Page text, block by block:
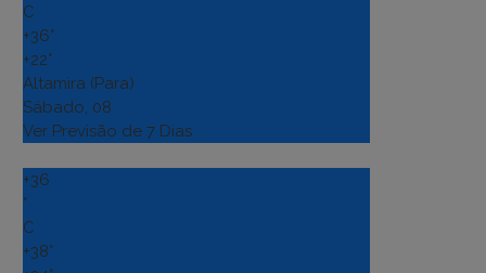
C
+36°
+22°
Altamira (Para)
Sábado, 08
Ver Previsão de 7 Dias
+36
°
C
+38°